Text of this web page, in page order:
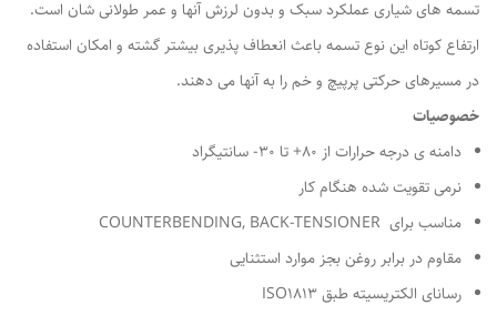
تسمه های شیاری عملکرد سبک و بدون لرزش آنها و عمر طولانی شان است.
ارتفاع کوتاه این نوع تسمه باعث انعطاف پذیری بیشتر گشته و امکان استفاده
در مسیرهای حرکتی پرپیچ و خم را به آنها می دهند.
خصوصیات
دامنه ی درجه حرارات از ۸۰+ تا ۳۰- سانتیگراد
نرمی تقویت شده هنگام کار
مناسب برای COUNTERBENDING, BACK-TENSIONER
مقاوم در برابر روغن بجز موارد استثنایی
رسانای الکتریسیته طبق ISO۱۸۱۳